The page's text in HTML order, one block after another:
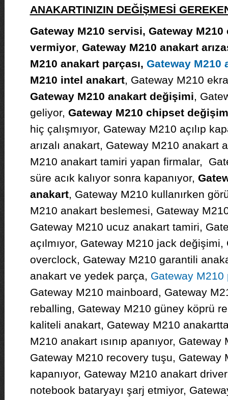
ANAKARTINIZIN DEĞİŞMESİ
Gateway M210 servisi, Gateway M210
vermiyor, Gateway M210 anakart
M210 anakart parçası, Gateway M210
M210 intel anakart, Gateway M210
Gateway M210 anakart değişimi,
geliyor, Gateway M210 chipset
hiç çalışmıyor, Gateway M210 açılıp
arızalı anakart, Gateway M210 anakart
M210 anakart tamiri yapan firmalar,
süre acık kalıyor sonra kapanıyor,
anakart, Gateway M210 kullanırken
M210 anakart beslemesi, Gateway
Gateway M210 ucuz anakart tamiri,
açılmıyor, Gateway M210 jack
overclock, Gateway M210 garantili
anakart ve yedek parça, Gateway M210
Gateway M210 mainboard, Gateway
reballing, Gateway M210 güney köprü
kaliteli anakart, Gateway M210
M210 anakart ısınıp apanıyor,
Gateway M210 recovery tuşu, Gateway
kapanıyor, Gateway M210 anakart
notebook bataryayı şarj etmiyor,